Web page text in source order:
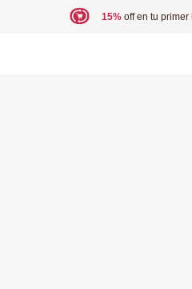
15%off en tu primer